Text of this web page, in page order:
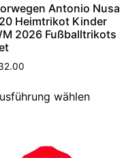
Antonio Nusa
Heimtrikot Kinder
2026 Fußballtrikots
wählen